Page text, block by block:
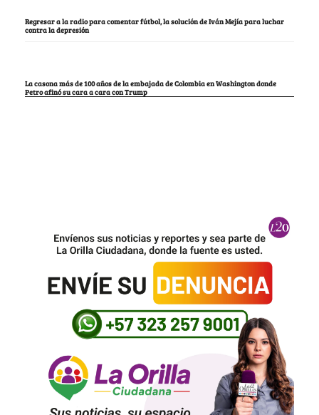
Regresar a la radio para comentar fútbol, la solución de Iván Mejía para luchar
contra la depresión
La casona más de 100 años de la embajada de Colombia en Washington donde
Petro afinó su cara a cara con Trump